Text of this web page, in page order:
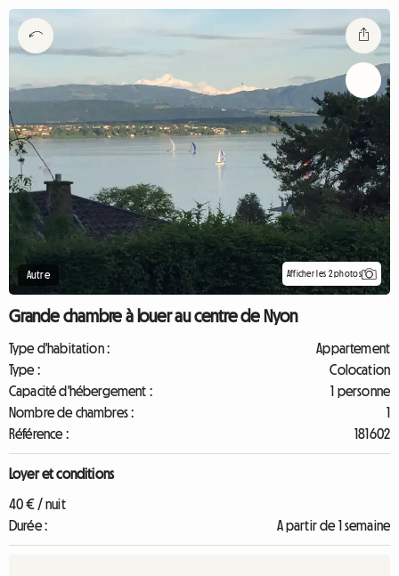
Autre Afficher les 2 photos
Grande chambre à louer au centre de Nyon
Type d'habitation :
Appartement
Type :
Colocation
Capacité d'hébergement :
1 personne
Nombre de chambres :
1
Référence :
181602
Loyer et conditions
40 € / nuit
Durée :
A partir de 1 semaine